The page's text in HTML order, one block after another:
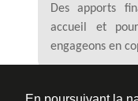
Des apports
accueil et
engageons en